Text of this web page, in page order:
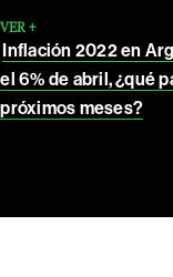
VER +
Inflación 2022 en
el 6% de abril, ¿qué
próximos meses?